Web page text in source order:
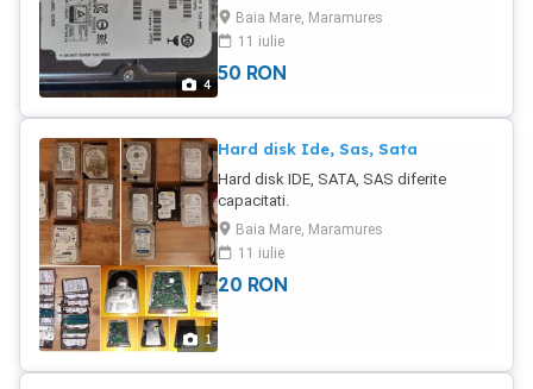
4
HP 300Gb, 10k, 2.5" cu caddy - 120 lei
Eventual schimb cu alte componente
CNC, consumabile imprimanta 3D
Baia Mare, Maramures
11 iulie
50 RON
1
Hard disk Ide, Sas, Sata
Hard disk IDE, SATA, SAS diferite
capacitati.
Baia Mare, Maramures
11 iulie
20 RON